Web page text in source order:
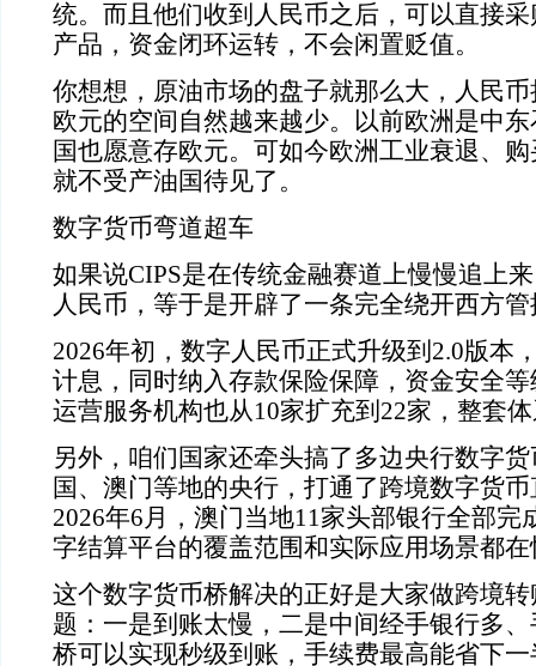
统。而且他们收到人民币之后，可以直接
产品，资金闭环运转，不会闲置贬值。
你想想，原油市场的盘子就那么大，人民
欧元的空间自然越来越少。以前欧洲是中
国也愿意存欧元。可如今欧洲工业衰退、
就不受产油国待见了。
数字货币弯道超车
如果说CIPS是在传统金融赛道上慢慢追上
人民币，等于是开辟了一条完全绕开西方
2026年初，数字人民币正式升级到2.0版本
计息，同时纳入存款保险保障，资金安全
运营服务机构也从10家扩充到22家，整套
另外，咱们国家还牵头搞了多边央行数字
国、澳门等地的央行，打通了跨境数字货
2026年6月，澳门当地11家头部银行全部完
字结算平台的覆盖范围和实际应用场景都
这个数字货币桥解决的正好是大家做跨境
题：一是到账太慢，二是中间经手银行多
桥可以实现秒级到账，手续费最高能省下一